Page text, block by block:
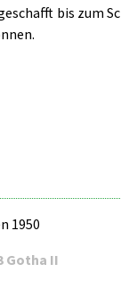
bis zum
1950
Gotha II